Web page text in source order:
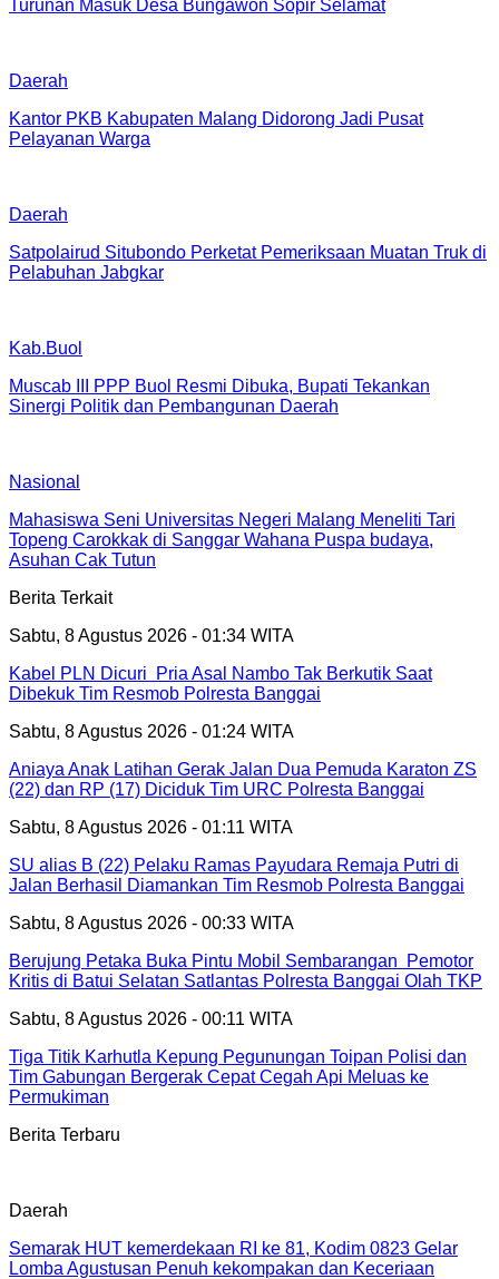
Turunan Masuk Desa Bungawon Sopir Selamat
Daerah
Kantor PKB Kabupaten Malang Didorong Jadi Pusat
Pelayanan Warga
Daerah
Satpolairud Situbondo Perketat Pemeriksaan Muatan Truk di
Pelabuhan Jabgkar
Kab.Buol
Muscab III PPP Buol Resmi Dibuka, Bupati Tekankan
Sinergi Politik dan Pembangunan Daerah
Nasional
Mahasiswa Seni Universitas Negeri Malang Meneliti Tari
Topeng Carokkak di Sanggar Wahana Puspa budaya,
Asuhan Cak Tutun
Berita Terkait
Sabtu, 8 Agustus 2026 - 01:34 WITA
Kabel PLN Dicuri Pria Asal Nambo Tak Berkutik Saat
Dibekuk Tim Resmob Polresta Banggai
Sabtu, 8 Agustus 2026 - 01:24 WITA
Aniaya Anak Latihan Gerak Jalan Dua Pemuda Karaton ZS
(22) dan RP (17) Diciduk Tim URC Polresta Banggai
Sabtu, 8 Agustus 2026 - 01:11 WITA
SU alias B (22) Pelaku Ramas Payudara Remaja Putri di
Jalan Berhasil Diamankan Tim Resmob Polresta Banggai
Sabtu, 8 Agustus 2026 - 00:33 WITA
Berujung Petaka Buka Pintu Mobil Sembarangan Pemotor
Kritis di Batui Selatan Satlantas Polresta Banggai Olah TKP
Sabtu, 8 Agustus 2026 - 00:11 WITA
Tiga Titik Karhutla Kepung Pegunungan Toipan Polisi dan
Tim Gabungan Bergerak Cepat Cegah Api Meluas ke
Permukiman
Berita Terbaru
Daerah
Semarak HUT kemerdekaan RI ke 81, Kodim 0823 Gelar
Lomba Agustusan Penuh kekompakan dan Keceriaan